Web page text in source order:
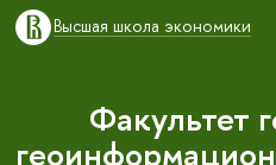
Высшая школа экономики
Факультет